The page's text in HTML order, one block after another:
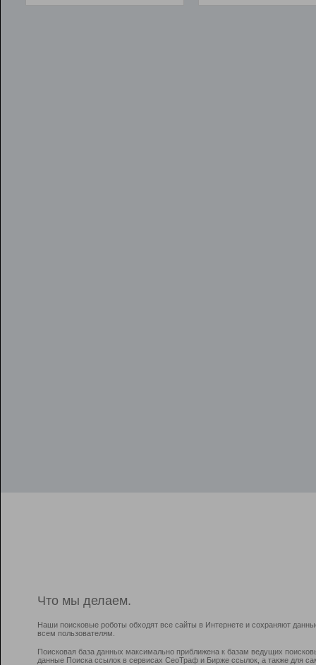
Что мы делаем.
Наши поисковые роботы обходят все сайты в Интернете и сохраняют
всем пользователям.
Поисковая база данных максимально приближена к базам ведущих
данные Поиска ссылок в сервисах СеоТраф и Бирже ссылок, а также для